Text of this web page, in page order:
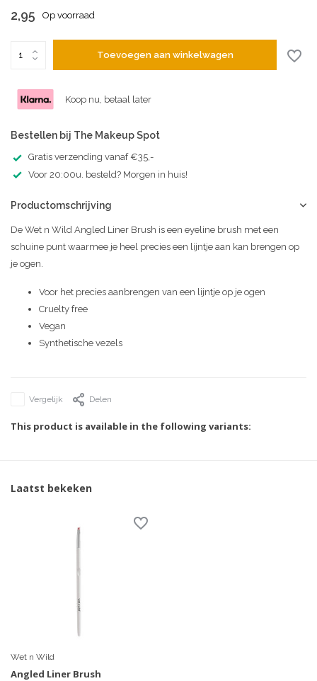
2,95 Op voorraad
Toevoegen aan winkelwagen
Koop nu, betaal later
Bestellen bij The Makeup Spot
Gratis verzending vanaf €35,-
Voor 20:00u. besteld? Morgen in huis!
Productomschrijving
De Wet n Wild Angled Liner Brush is een eyeline brush met een
schuine punt waarmee je heel precies een lijntje aan kan brengen op
je ogen.
Voor het precies aanbrengen van een lijntje op je ogen
Cruelty free
Vegan
Synthetische vezels
Vergelijk Delen
This product is available in the following variants:
Laatst bekeken
Wet n Wild
Angled Liner Brush